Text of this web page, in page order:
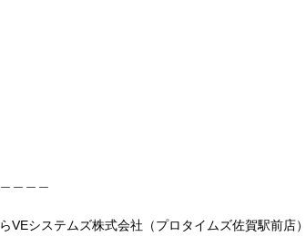
＿＿＿
システムズ株式会社（プロタイムズ佐賀駅前店）